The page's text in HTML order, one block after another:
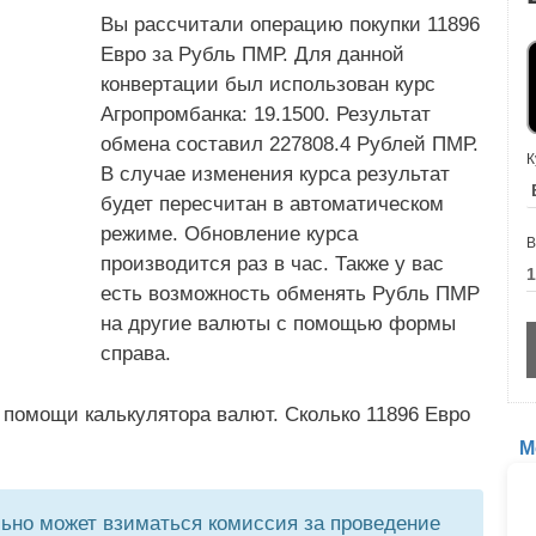
Вы рассчитали операцию покупки 11896
Евро за Рубль ПМР. Для данной
конвертации был использован курс
Агропромбанка: 19.1500. Результат
обмена составил 227808.4 Рублей ПМР.
В случае изменения курса результат
будет пересчитан в автоматическом
режиме. Обновление курса
производится раз в час. Также у вас
есть возможность обменять Рубль ПМР
на другие валюты с помощью формы
справа.
калькулятора валют. Сколько 11896 Евро
может взиматься комиссия за проведение